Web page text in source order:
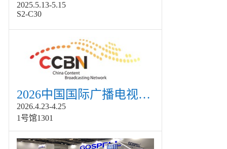
2025.5.13-5.15
S2-C30
2026中国国际广播电视信息网络展览会展
2026.4.23-4.25
1号馆1301